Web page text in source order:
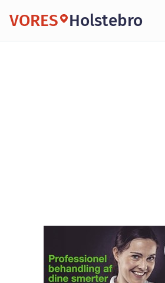
VORES Holstebro